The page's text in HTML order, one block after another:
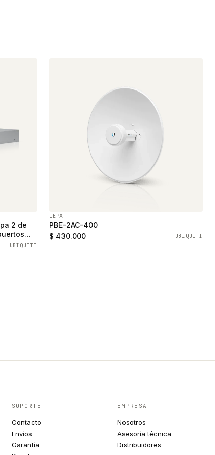
2 de
UBIQUITI
LEPA
PBE-2AC-400
$ 430.000
UBIQUITI
SOPORTE
Contacto
Envíos
Garantía
EMPRESA
Nosotros
Asesoría técnica
Distribuidores